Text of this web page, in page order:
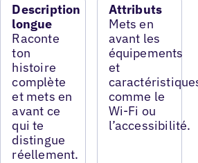
Description
longue
Raconte
ton
histoire
complète
et mets en
avant ce
qui te
distingue
réellement.
Attributs
Mets en
avant les
équipements
et
comme le
Wi-Fi ou
l’accessibilité.